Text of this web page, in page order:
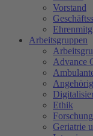
Vorstand
Arbeitsgruppen
Advance
Ethik
Forschung
Geriatrie